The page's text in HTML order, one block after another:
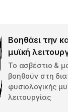
Βοηθάει την
μυϊκή
Το ασβέστιο &
βοηθούν στη
φυσιολογικής
λειτουργίας